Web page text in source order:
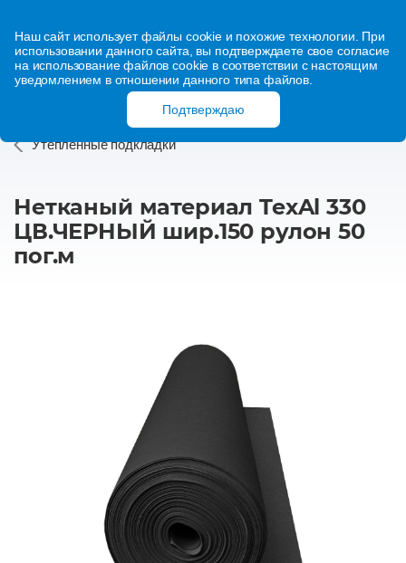
Наш сайт использует файлы cookie и похожие технологии. При
использовании данного сайта, вы подтверждаете свое согласие
на использование файлов cookie в соответствии с настоящим
уведомлением в отношении данного типа файлов.
Подтверждаю
Утепленные подкладки
Нетканый материал TexAl 330
ЦВ.ЧЕРНЫЙ шир.150 рулон 50
пог.м